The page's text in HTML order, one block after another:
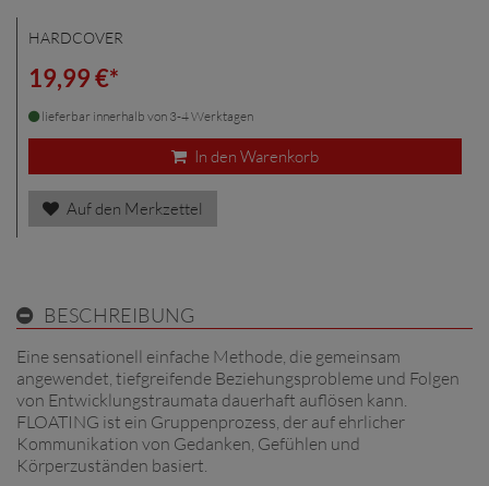
HARDCOVER
19,99 €*
lieferbar innerhalb von 3-4 Werktagen
In den Warenkorb
Auf den Merkzettel
BESCHREIBUNG
Eine sensationell einfache Methode, die gemeinsam
angewendet, tiefgreifende Beziehungsprobleme und Folgen
von Entwicklungstraumata dauerhaft auflösen kann.
FLOATING ist ein Gruppenprozess, der auf ehrlicher
Kommunikation von Gedanken, Gefühlen und
Körperzuständen basiert.